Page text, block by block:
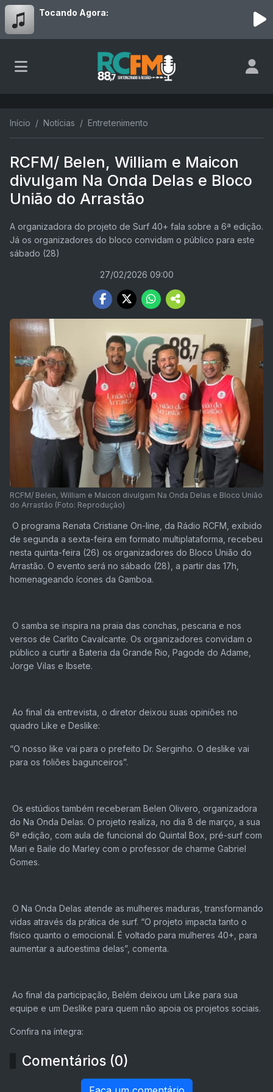
Tocando Agora:
Início Notícias Entretenimento
RCFM/ Belen, William e Maicon
divulgam Na Onda Delas e Bloco
União do Arrastão
A organizadora do projeto de Surf 40+ fala sobre a 6ª edição.
Já os organizadores do bloco convidam o público para este
sábado (28)
27/02/2026 09:00
RCFM/ Belen, William e Maicon divulgam Na Onda Delas e Bloco União
do Arrastão (Foto: Reprodução)
O programa Renata Cristiane On-line, da Rádio RCFM, exibido
de segunda a sexta-feira em formato multiplataforma, recebeu
nesta quinta-feira (26) os organizadores do Bloco União do
Arrastão. O evento será no sábado (28), a partir das 17h,
homenageando ícones da Gamboa.
O samba se inspira na praia das conchas, pescaria e nos
versos de Carlito Cavalcante. Os organizadores convidam o
público a curtir a Bateria da Grande Rio, Pagode do Adame,
Jorge Vilas e Ibsete.
Ao final da entrevista, o diretor deixou suas opiniões no
quadro Like e Deslike:
“O nosso like vai para o prefeito Dr. Serginho. O deslike vai
para os foliões bagunceiros”.
Os estúdios também receberam Belen Olivero, organizadora
do Na Onda Delas. O projeto realiza, no dia 8 de março, a sua
6ª edição, com aula de funcional do Quintal Box, pré-surf com
Mari e Baile do Marley com o professor de charme Gabriel
Gomes.
O Na Onda Delas atende as mulheres maduras, transformando
vidas através da prática de surf. “O projeto impacta tanto o
físico quanto o emocional. É voltado para mulheres 40+, para
aumentar a autoestima delas”, comenta.
Ao final da participação, Belém deixou um Like para sua
equipe e um Deslike para quem não apoia os projetos sociais.
Confira na íntegra:
Comentários (0)